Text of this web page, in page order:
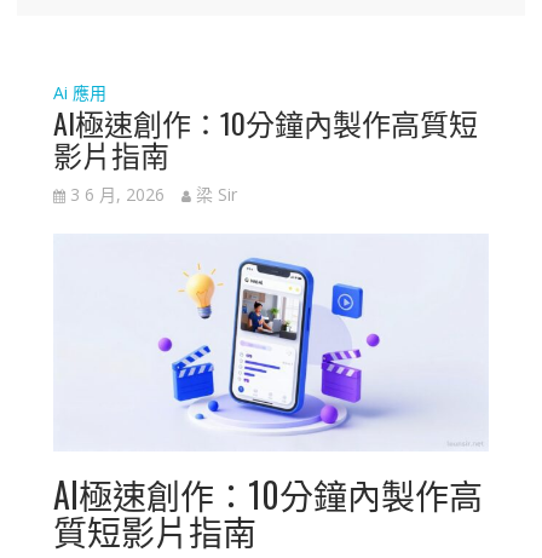
Ai 應用
AI極速創作：10分鐘內製作高質短
影片指南
3 6 月, 2026 梁 Sir
AI極速創作：10分鐘內製作高
質短影片指南